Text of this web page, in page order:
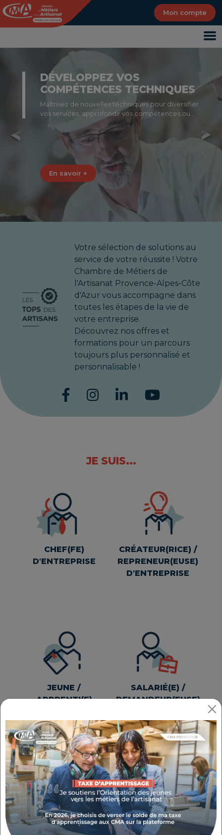
Mon compte
DÉVELOPPEZ VOS
COMPÉTENCES TECHNIQUES
Maîtrisez de nouvelles techniques pour diversifier
vos services, approfondir vos compétences ou
répondre à des obligations légales.
En savoir +
Previous
Votre sélection de solutions au
service de votre réussite ! Votre
Chambre de Métiers de
l'Artisanat Provence-Alpes-Côte
d'Azur vous accompagne dans
toutes les étapes de la vie de
votre entreprise.
Découvrez nos offres et
formations pour un parcours
toujours plus personnalisé et
personnalisable !
JE SUIS...
CHEF(FE)
D'ENTREPRISE
CRÉATEUR(RICE) /
REPRENEUR(EUSE)
D'ENTREPRISE
JEUNE /
APPRENTI(E)
SALARIÉ(E) /
DEMANDEUR(EUSE)
COLLECTIVITÉ /
Panneau de gestion des cookies